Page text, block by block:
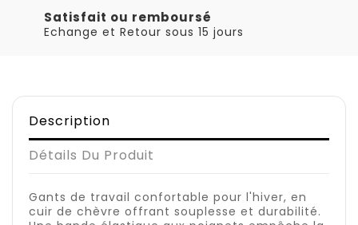
Satisfait ou remboursé
Echange et Retour sous 15 jours
Description
Détails Du Produit
Gants de travail confortable pour l'hiver, en
cuir de chèvre offrant souplesse et durabilité.